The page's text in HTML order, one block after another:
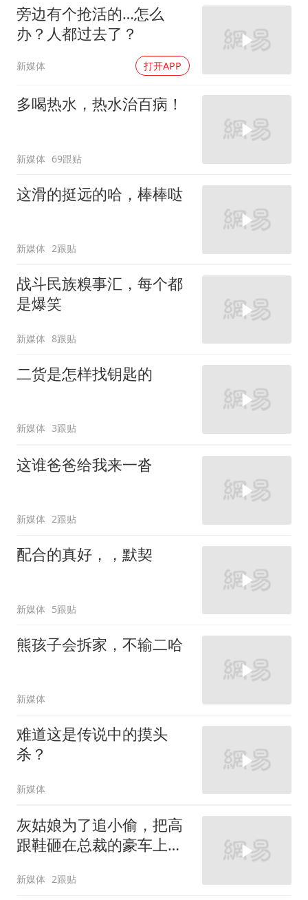
旁边有个抢活的…怎么
办？人都过去了？
新媒体 打开APP
多喝热水，热水治百病！
新媒体 69跟贴
这滑的挺远的哈，棒棒哒
新媒体 2跟贴
战斗民族糗事汇，每个都
是爆笑
新媒体 8跟贴
二货是怎样找钥匙的
新媒体 3跟贴
这谁爸爸给我来一沓
新媒体 2跟贴
配合的真好，，默契
新媒体 5跟贴
熊孩子会拆家，不输二哈
新媒体
难道这是传说中的摸头
杀？
新媒体
灰姑娘为了追小偷，把高
跟鞋砸在总裁的豪车上，
新媒体 2跟贴